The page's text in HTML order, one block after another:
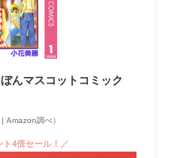
んマスコットコミック
Amazon調べ）
ト4倍セール！／